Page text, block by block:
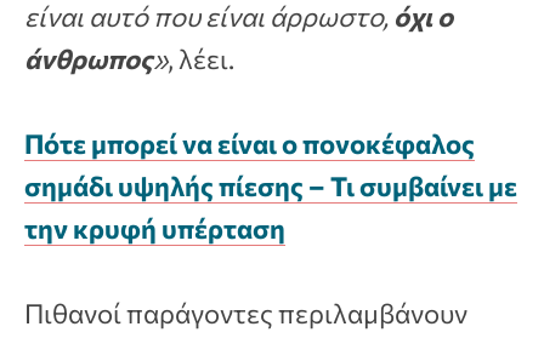
είναι αυτό που είναι άρρωστο, όχι ο
άνθρωπος», λέει.
Πότε μπορεί να είναι ο πονοκέφαλος
σημάδι υψηλής πίεσης – Τι συμβαίνει με
την κρυφή υπέρταση
Πιθανοί παράγοντες περιλαμβάνουν